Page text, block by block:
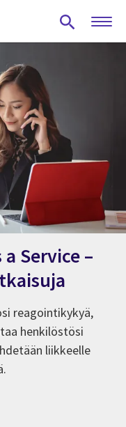
Service –
reagointikykyä,
henkilöstösi
liikkeelle